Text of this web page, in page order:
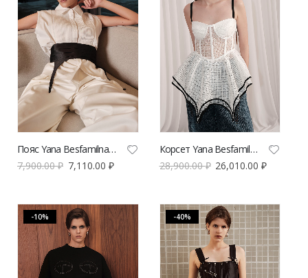
Пояс Yana Besfamilnaya Black Tie чёрного цвета | VERESK studio
7,900.00₽ 7,110.00 ₽
Корсет Yana Besfamilnaya рифы белого цвета
28,900.00₽ 26,010.00₽
-10% -40%